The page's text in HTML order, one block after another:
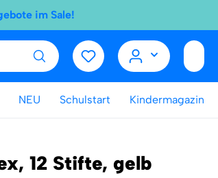
im Sale!
NEU Schulstart Kindermagazin
12 Stifte, gelb